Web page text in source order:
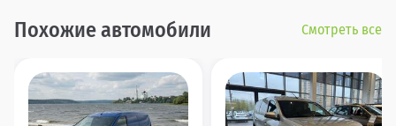
Похожие автомобили Смотреть все